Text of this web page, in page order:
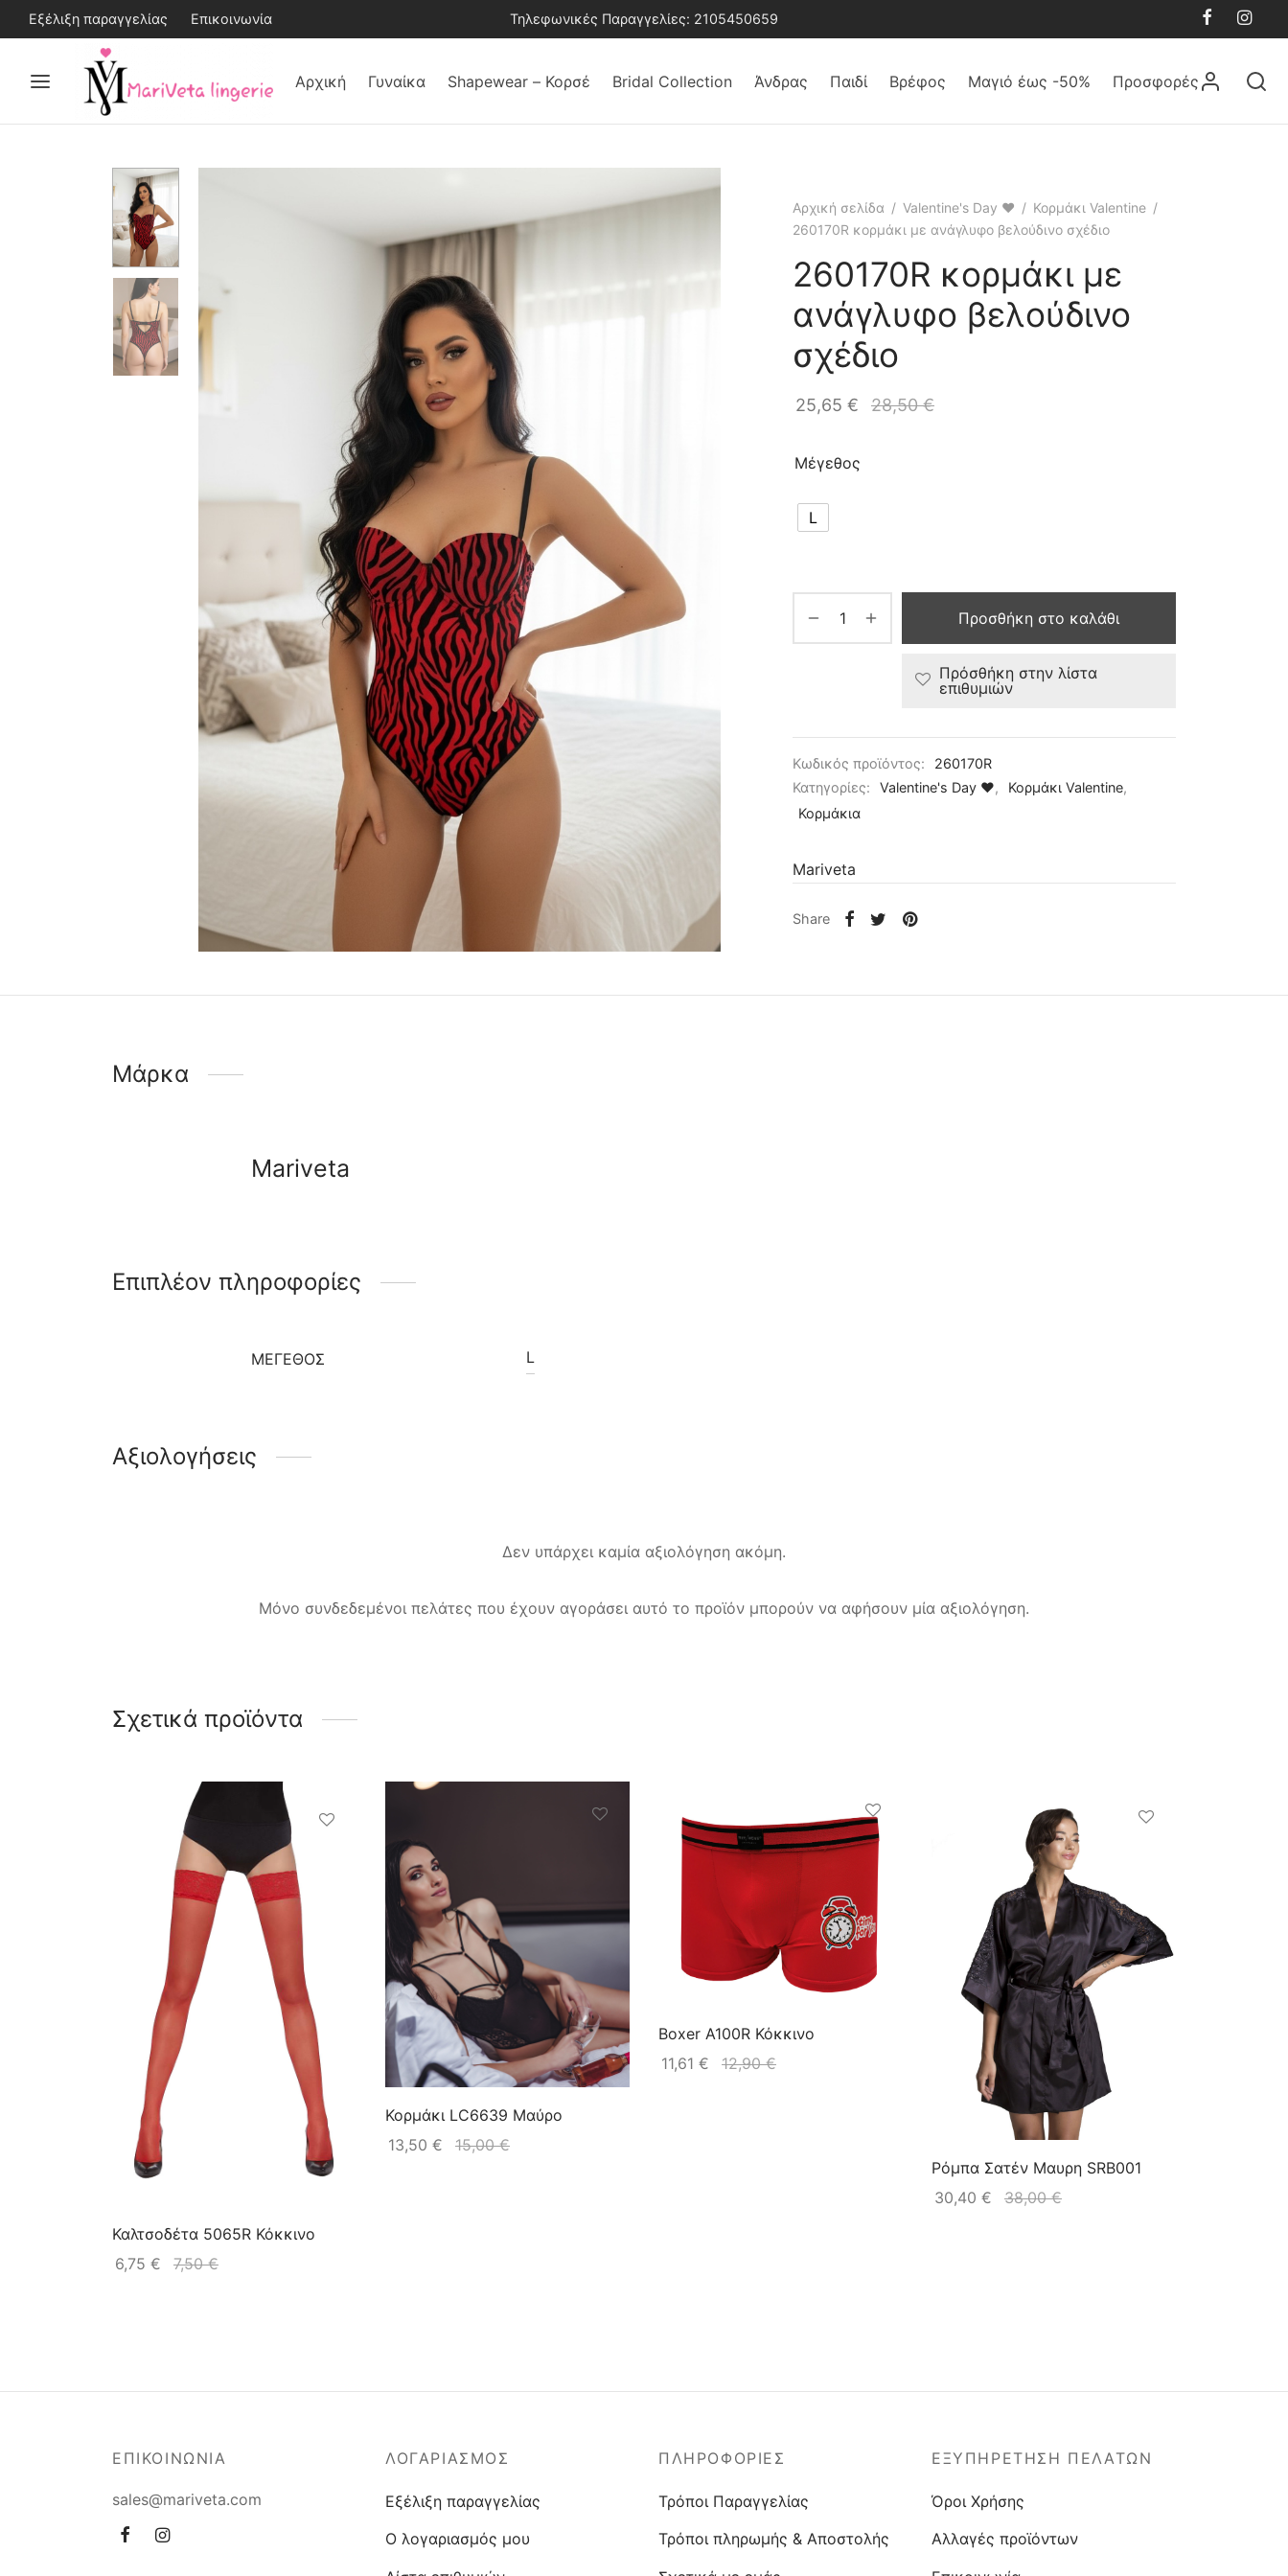
Εξέλιξη παραγγελίας Επικοινωνία Τηλεφωνικές Παραγγελίες: 2105450659
Αρχική Γυναίκα Shapewear – Κορσέ Bridal Collection Άνδρας Παιδί Βρέφος Μαγιό έως -50% Προσφορές
Αρχική σελίδα / Valentine's Day ❤ / Κορμάκι Valentine /
260170R κορμάκι με ανάγλυφο βελούδινο σχέδιο
260170R κορμάκι με
ανάγλυφο βελούδινο
σχέδιο
25,65 € 28,50€
Μέγεθος
L
Προσθήκη στο καλάθι
Πρόσθήκη στην λίστα
επιθυμιών
Κωδικός προϊόντος:
260170R
Κατηγορίες:
Valentine's Day ❤, Κορμάκι Valentine,
Κορμάκια
Mariveta
Share
Μάρκα
Mariveta
Επιπλέον πληροφορίες
ΜΈΓΕΘΟΣ L
Αξιολογήσεις
Δεν υπάρχει καμία αξιολόγηση ακόμη.
Μόνο συνδεδεμένοι πελάτες που έχουν αγοράσει αυτό το προϊόν μπορούν να αφήσουν μία αξιολόγηση.
Σχετικά προϊόντα
Καλτσοδέτα 5065R Κόκκινο
6,75 € 7,50€
Κορμάκι LC6639 Μαύρο
13,50 € 15,00€
Boxer A100R Κόκκινο
11,61 € 12,90€
Ρόμπα Σατέν Μαυρη SRB001
30,40 € 38,00€
ΕΠΙΚΟΙΝΩΝΙΑ
sales@mariveta.com
ΛΟΓΑΡΙΑΣΜΟΣ
Εξέλιξη παραγγελίας
Ο λογαριασμός μου
ΠΛΗΡΟΦΟΡΙΕΣ
Τρόποι Παραγγελίας
Τρόποι πληρωμής & Αποστολής
ΕΞΥΠΗΡΕΤΗΣΗ ΠΕΛΑΤΩΝ
Όροι Χρήσης
Αλλαγές προϊόντων